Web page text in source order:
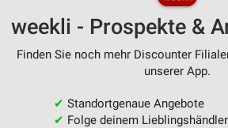
weekli - Prospekte &
Finden Sie noch mehr Discounter
unserer App.
✔ Standortgenaue Angebote
✔ Folge deinem Lieblingshändler